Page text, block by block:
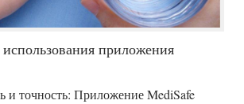
приложения
и точность: Приложение MediSafe